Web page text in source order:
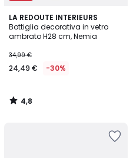
LA REDOUTE INTERIEURS
Bottiglia decorativa in vetro
ambrato H28 cm, Nemia
34,99 €
24,49 € -30%
4,8
/ 5
4,8
/